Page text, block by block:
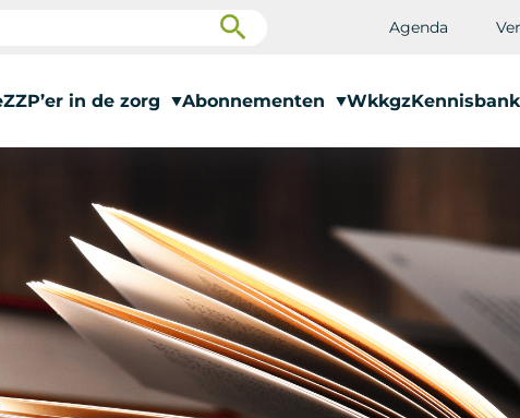
Agenda
ZZP’er in de zorg Abonnementen WkkgzKennisbank